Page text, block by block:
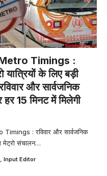
Timings :
यात्रियों के लिए बड़ी
और सार्वजनिक
15 मिनट में मिलेगी
: रविवार और सार्वजनिक
मेट्रो संचालन…
Input Editor